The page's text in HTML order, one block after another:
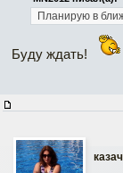
Планирую в
Буду ждать!